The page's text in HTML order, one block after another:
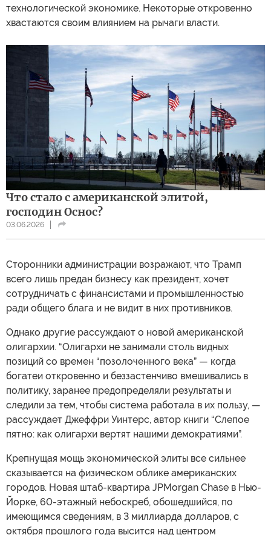
технологической экономике. Некоторые откровенно
хвастаются своим влиянием на рычаги власти.
Что стало с американской элитой,
господин Оснос?
03.06.2026
Сторонники администрации возражают, что Трамп
всего лишь предан бизнесу как президент, хочет
сотрудничать с финансистами и промышленностью
ради общего блага и не видит в них противников.
Однако другие рассуждают о новой американской
олигархии. “Олигархи не занимали столь видных
позиций со времен “позолоченного века” — когда
богатеи откровенно и беззастенчиво вмешивались в
политику, заранее предопределяли результаты и
следили за тем, чтобы система работала в их пользу, —
рассуждает Джеффри Уинтерс, автор книги “Слепое
пятно: как олигархи вертят нашими демократиями”.
Крепнущая мощь экономической элиты все сильнее
сказывается на физическом облике американских
городов. Новая штаб-квартира JPMorgan Chase в Нью-
Йорке, 60-этажный небоскреб, обошедшийся, по
имеющимся сведениям, в 3 миллиарда долларов, с
октября прошлого года высится над центром